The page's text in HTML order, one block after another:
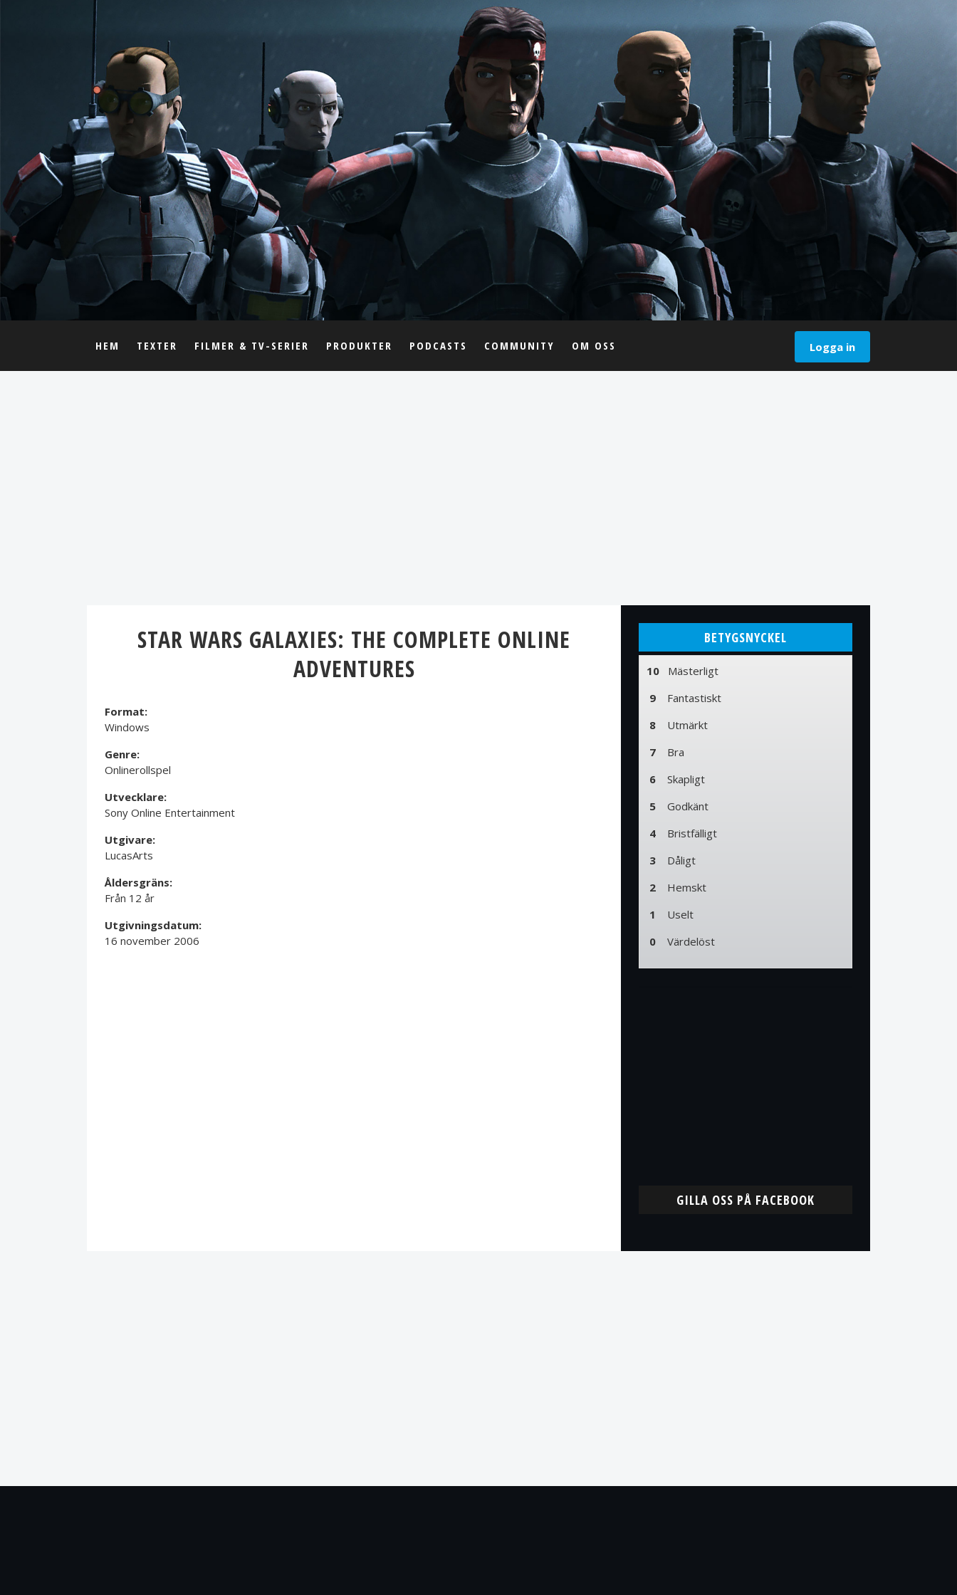
Logga in
HEM TEXTER FILMER & TV-SERIER PRODUKTER PODCASTS COMMUNITY OM OSS
STAR WARS GALAXIES: THE COMPLETE ONLINE
ADVENTURES
Format:
Windows
Genre:
Onlinerollspel
Utvecklare:
Sony Online Entertainment
Utgivare:
LucasArts
Åldersgräns:
Från 12 år
Utgivningsdatum:
16 november 2006
BETYGSNYCKEL
10 Mästerligt
9 Fantastiskt
8 Utmärkt
7 Bra
6 Skapligt
5 Godkänt
4 Bristfälligt
3 Dåligt
2 Hemskt
1 Uselt
0 Värdelöst
GILLA OSS PÅ FACEBOOK